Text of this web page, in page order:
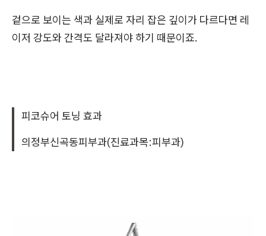
겉으로 보이는 색과 실제로 자리 잡은 깊이가 다르다면 레
이저 강도와 간격도 달라져야 하기 때문이죠.
피코슈어 토닝 효과
의정부신곡동피부과(진료과목:피부과)